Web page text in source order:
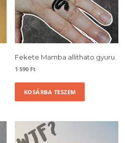
Fekete Mamba allithato gyuru
1 590 Ft
KOSÁRBA TESZEM